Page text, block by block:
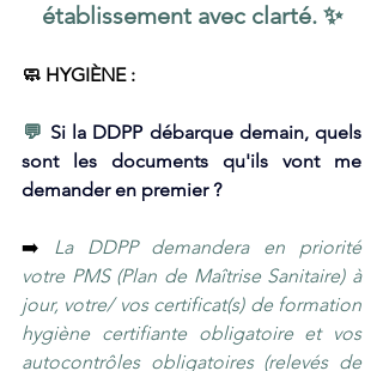
établissement avec clarté. ✨
🧼 HYGIÈNE :
​💬 Si la DDPP débarque demain, quels
sont les documents qu'ils vont me
demander en premier ?
➡️
La DDPP demandera en priorité
votre PMS (Plan de Maîtrise Sanitaire) à
jour, votre/ vos certificat(s) de formation
hygiène certifiante obligatoire et vos
autocontrôles obligatoires (relevés de